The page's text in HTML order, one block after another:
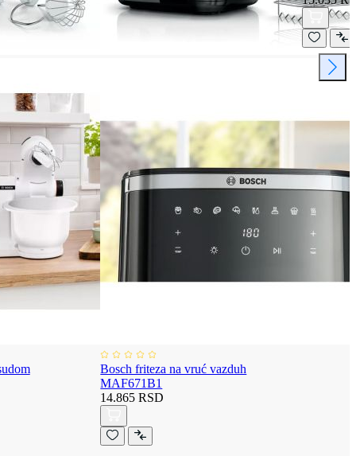
Bosch friteza na vruć vazduh
MAF671B1
14.865 RSD